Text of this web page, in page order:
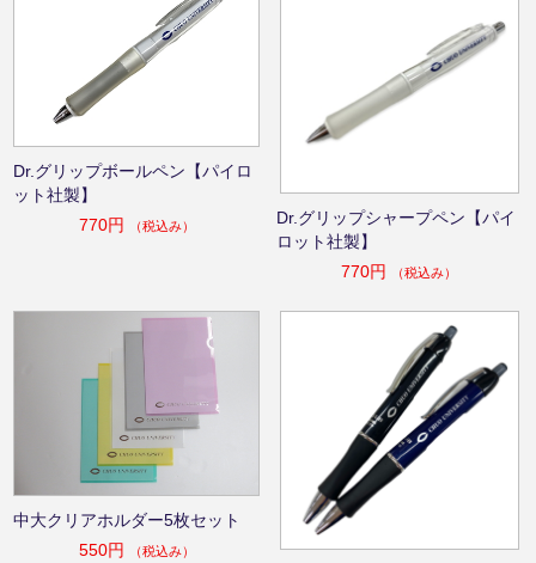
Dr.グリップボールペン【パイロ
ット社製】
770円
（税込み）
Dr.グリップシャープペン【パイ
ロット社製】
770円
（税込み）
中大クリアホルダー5枚セット
550円
（税込み）